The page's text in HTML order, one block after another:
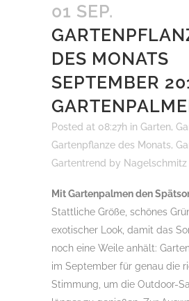
01 SEP.
DES MONATS
SEPTEMBER
Posted at 08:27h in Garten,
Gartenpflanze des Monats,
Gartentrend by Nagelschmitz
Mit Gartenpalmen den
Stattliche Größe, schönes
exotischer Look, damit das
noch eine Weile anhält:
im September für genau die
Stimmung, um die Outdoor-